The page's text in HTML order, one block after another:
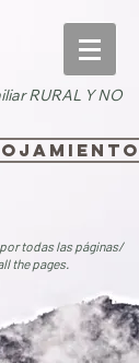
RURAL Y NO
todas las páginas/
the pages.